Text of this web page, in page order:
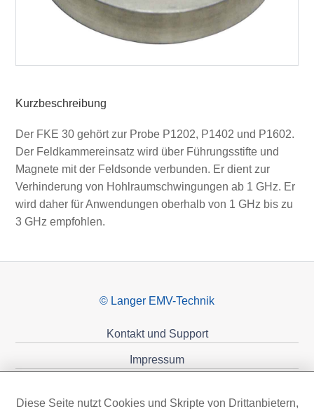
Kurzbeschreibung
Der FKE 30 gehört zur Probe P1202, P1402 und P1602.
Der Feldkammereinsatz wird über Führungsstifte und
Magnete mit der Feldsonde verbunden. Er dient zur
Verhinderung von Hohlraumschwingungen ab 1 GHz. Er
wird daher für Anwendungen oberhalb von 1 GHz bis zu
3 GHz empfohlen.
© Langer EMV-Technik
Kontakt und Support
Impressum
Diese Seite nutzt Cookies und Skripte von Drittanbietern,